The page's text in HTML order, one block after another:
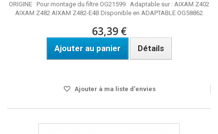
ORIGINE Pour montage du filtre OG21599 Adaptable sur : AIXAM Z402
AIXAM Z482 AIXAM Z482-E4B Disponible en ADAPTABLE OG58862
63,39 €
Ajouter au panier Détails
Ajouter à ma liste d'envies